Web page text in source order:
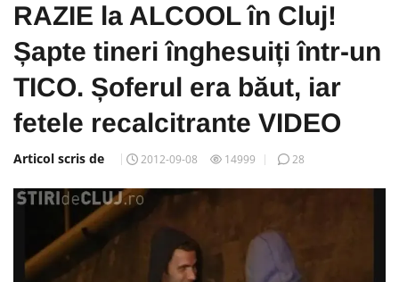
RAZIE la ALCOOL în Cluj!
Șapte tineri înghesuiți într-un
TICO. Șoferul era băut, iar
fetele recalcitrante VIDEO
Articol scris de 2012-09-08 14999 28